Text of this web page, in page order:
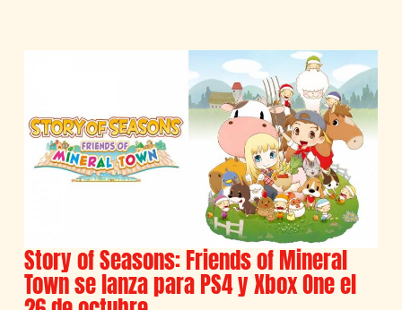
Story of Seasons: Friends of Mineral
Town se lanza para PS4 y Xbox One el